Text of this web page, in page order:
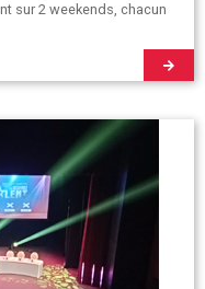
sur 2 weekends, chacun